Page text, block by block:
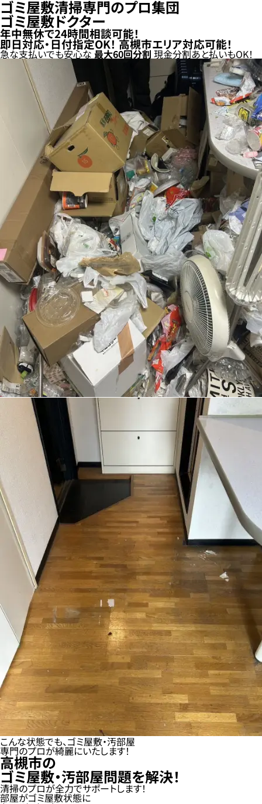
ゴミ屋敷清掃専門のプロ集団
ゴミ屋敷ドクター
年中無休で24時間相談可能！
即日対応・日付指定OK！ 高槻市エリア対応可能！
急な支払いでも安心な最大60回分割 現金分割あと払いもOK！
こんな状態でも、ゴミ屋敷・汚部屋
専門のプロが綺麗にいたします！
高槻市の
ゴミ屋敷・汚部屋問題を解決！
清掃のプロが全力でサポートします！
部屋がゴミ屋敷状態に